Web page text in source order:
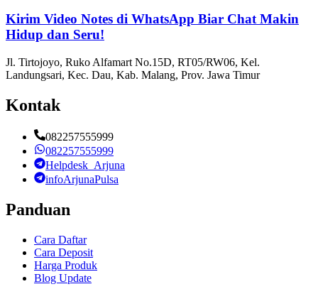
Kirim Video Notes di WhatsApp Biar Chat Makin
Hidup dan Seru!
Jl. Tirtojoyo, Ruko Alfamart No.15D, RT05/RW06, Kel.
Landungsari, Kec. Dau, Kab. Malang, Prov. Jawa Timur
Kontak
082257555999
082257555999
Helpdesk_Arjuna
infoArjunaPulsa
Panduan
Cara Daftar
Cara Deposit
Harga Produk
Blog Update